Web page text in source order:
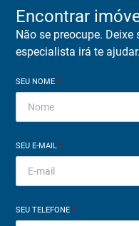
Encontrar
Não se preocupe.
especialista irá te ajudar.
SEU NOME*
SEU E-MAIL*
SEU TELEFONE*